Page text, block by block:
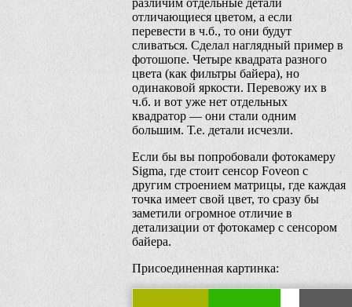
различим отдельные детали
отличающиеся цветом, а если
перевести в ч.б., то они будут
сливаться. Сделал наглядный пример в
фотошопе. Четыре квадрата разного
цвета (как фильтры байера), но
одинаковой яркости. Перевожу их в
ч.б. и вот уже нет отдельных
квадратор — они стали одним
большим. Т.е. детали исчезли.
Если бы вы попробовали фотокамеру
Sigma, где стоит сенсор Foveon с
другим строением матрицы, где каждая
точка имеет свой цвет, то сразу бы
заметили огромное отличие в
детализации от фотокамер с сенсором
байера.
Присоединенная картинка: